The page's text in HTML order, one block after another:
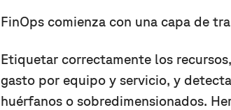
FinOps comienza con una capa de
Etiquetar correctamente los
gasto por equipo y servicio, y
huérfanos o sobredimensionados.